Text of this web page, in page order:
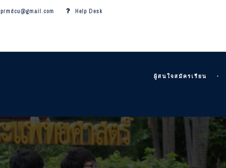
prmdcu@gmail.com Help Desk
ผู้สนใจสมัครเรียน